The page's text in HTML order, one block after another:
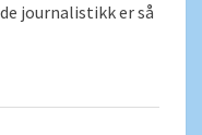
journalistikk er så